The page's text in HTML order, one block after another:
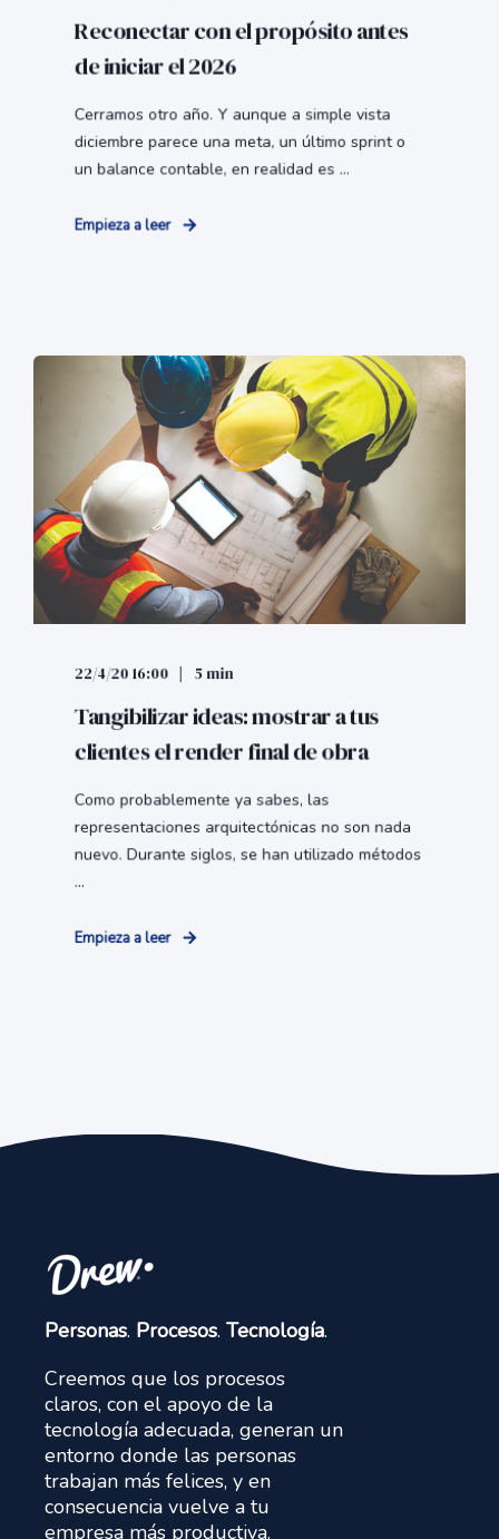
Reconectar con el propósito antes
de iniciar el 2026
Cerramos otro año. Y aunque a simple vista
diciembre parece una meta, un último sprint o
un balance contable, en realidad es ...
Empieza a leer
22/4/20 16:00 5 min
Tangibilizar ideas: mostrar a tus
clientes el render final de obra
Como probablemente ya sabes, las
representaciones arquitectónicas no son nada
nuevo. Durante siglos, se han utilizado métodos
...
Empieza a leer
Personas. Procesos. Tecnología.
Creemos que los procesos
claros, con el apoyo de la
tecnología adecuada, generan un
entorno donde las personas
trabajan más felices, y en
consecuencia vuelve a tu
empresa más productiva.